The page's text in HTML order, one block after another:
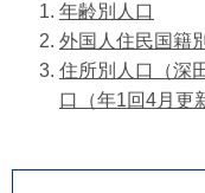
年齢別人口
外国人住民国籍
住所別人口（深
口（年1回4月更